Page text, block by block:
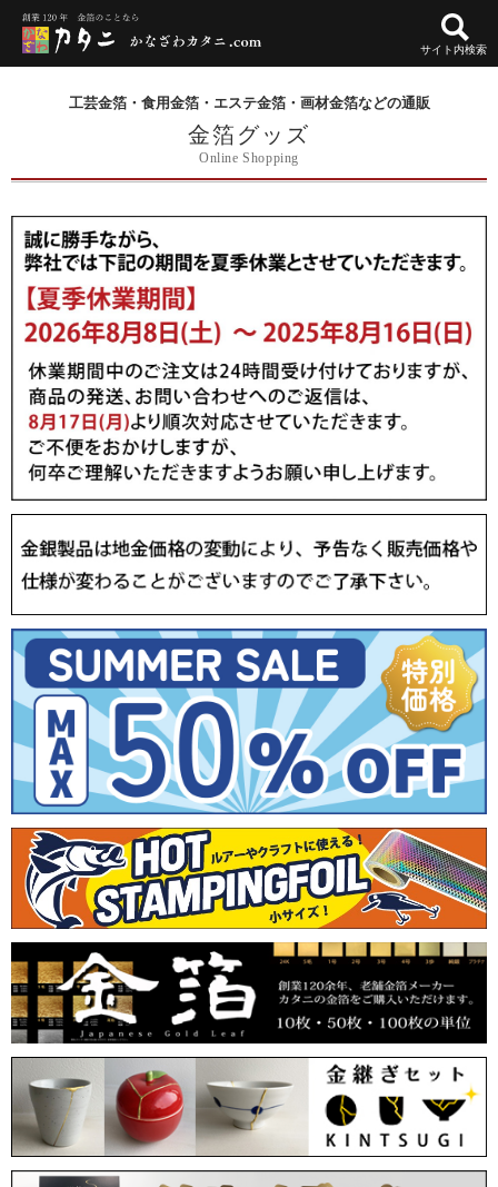
サイト内検索
工芸金箔・食用金箔・エステ金箔・画材金箔などの通販
金箔グッズ
Online Shopping